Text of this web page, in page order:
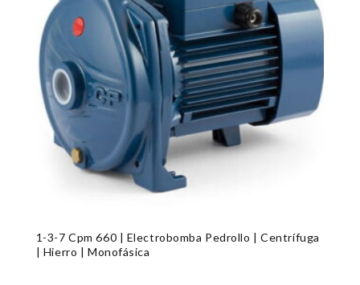
1-3-7 Cpm 660 | Electrobomba Pedrollo | Centrífuga
| Hierro | Monofásica